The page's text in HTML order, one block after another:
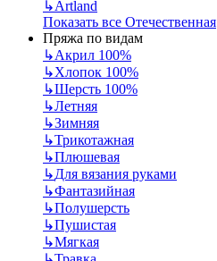
↳Artland
Показать все Отечественная
Пряжа по видам
↳Акрил 100%
↳Хлопок 100%
↳Шерсть 100%
↳Летняя
↳Зимняя
↳Трикотажная
↳Плюшевая
↳Для вязания руками
↳Фантазийная
↳Полушерсть
↳Пушистая
↳Мягкая